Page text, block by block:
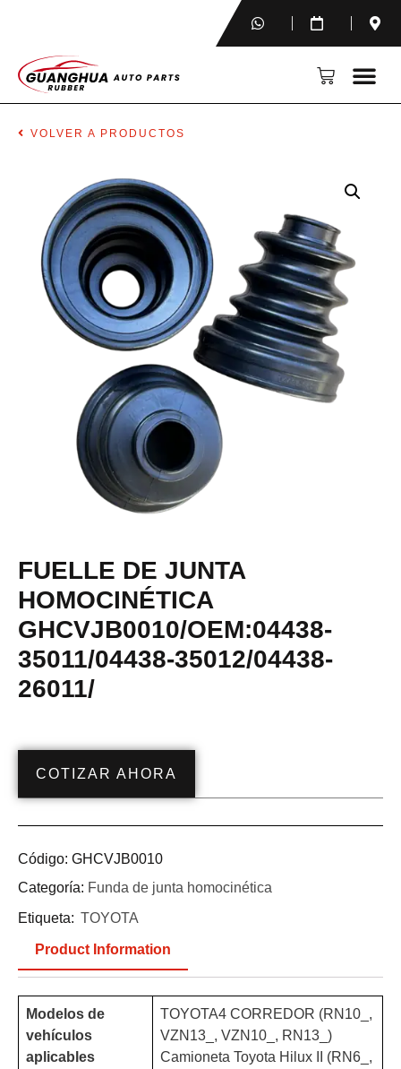
VOLVER A PRODUCTOS
FUELLE DE JUNTA
HOMOCINÉTICA
GHCVJB0010/OEM:04438-
35011/04438-35012/04438-
26011/
COTIZAR AHORA
Código: GHCVJB0010
Categoría: Funda de junta homocinética
Etiqueta: TOYOTA
Product Information
Modelos de
vehículos
aplicables
TOYOTA4 CORREDOR (RN10_,
VZN13_, VZN10_, RN13_)
Camioneta Toyota Hilux II (RN6_,